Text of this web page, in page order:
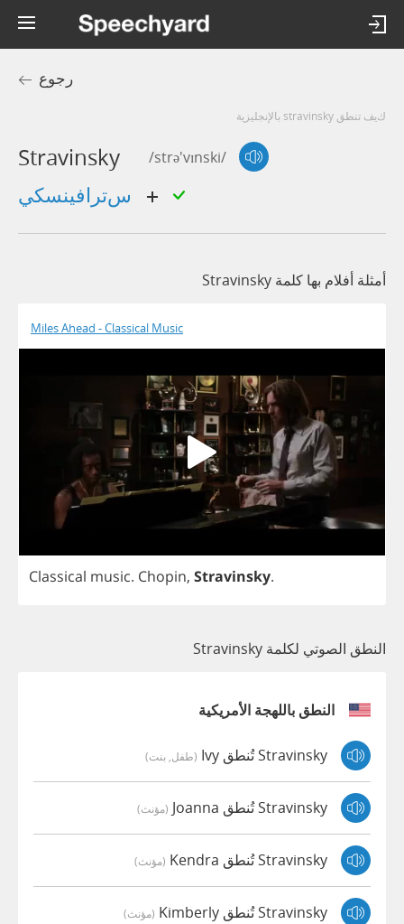
رجوع
كيف تنطق stravinsky بالإنجليزية
Stravinsky /strə'vɪnski/
أمثلة أفلام بها كلمة Stravinsky
Miles Ahead - Classical Music
Classical music. Chopin, Stravinsky.
النطق الصوتي لكلمة Stravinsky
النطق باللهجة الأمريكية
Stravinsky تُنطق Ivy (طفل, بنت)
Stravinsky تُنطق Joanna (مؤنث)
Stravinsky تُنطق Kendra (مؤنث)
Stravinsky تُنطق Kimberly (مؤنث)